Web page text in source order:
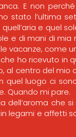
E non
stato l’ultima
e quel
e di mani di mia
vacanze, come
ho ricevuto in
al centro del mio
quel luogo ci
Quando mi pare.
dell’aroma che
legami e affetti